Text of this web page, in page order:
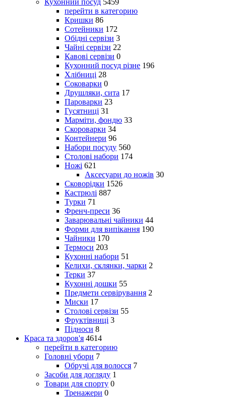
Кухонний посуд 5459
перейти в категорию
Кришки 86
Сотейники 172
Обідні сервізи 3
Чайні сервізи 22
Кавові сервізи 0
Кухонний посуд різне 196
Хлібниці 28
Соковарки 0
Друшляки, сита 17
Пароварки 23
Гусятниці 31
Марміти, фондю 33
Скороварки 34
Контейнери 96
Набори посуду 560
Столові набори 174
Ножі 621
Аксесуари до ножів 30
Сковорідки 1526
Кастрюлі 887
Турки 71
Френч-преси 36
Заварювальні чайники 44
Форми для випікання 190
Чайники 170
Термоси 203
Кухонні набори 51
Келихи, склянки, чарки 2
Терки 37
Кухонні дошки 55
Предмети сервірування 2
Миски 17
Столові сервізи 55
Фруктівниці 3
Підноси 8
Краса та здоров'я 4614
перейти в категорию
Головні убори 7
Обручі для волосся 7
Засоби для догляду 1
Товари для спорту 0
Тренажери 0